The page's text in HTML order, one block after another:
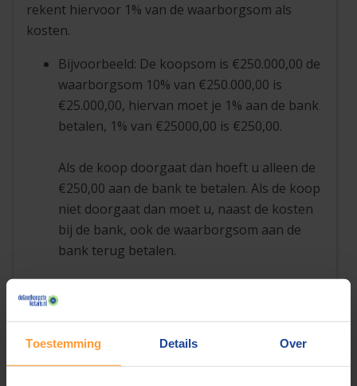
Toestemming Details Over
rekent hiervoor 1% van de waarborgsom als
kosten.
Bijvoorbeeld: De koopsom is €250.000,00 de
waarborgsom 10% van €250.000,00 is
€25.000,00, hiervan moet je 1% aan de bank
betalen, 1% van €25000,00 is €250,00.
Als de koop doorgaat dan hoeft u alleen de
€250,00 aan de bank te betalen. Als de koop
niet doorgaat dan moet u, naast de kosten
bij de bank, ook de waarborgsom aan de
bank terug betalen.
Goed om te weten:De hypotheekverstrekker is
niet de partij die de bankgarantie levert. Dus als u
een bankgarantie krijgt, betekent dit niet dat de
hypotheek rond is of dat deze met zekerheid
verstrekt zal worden.